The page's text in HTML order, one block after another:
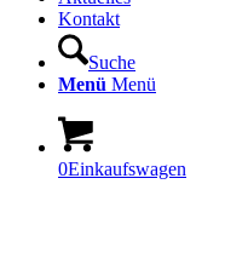
Kontakt
Suche
Menü Menü
0Einkaufswagen